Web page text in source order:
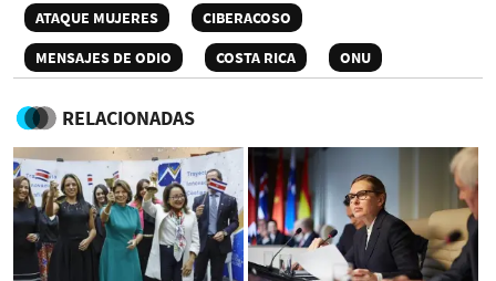
ATAQUE MUJERES
CIBERACOSO
MENSAJES DE ODIO
COSTA RICA ONU
RELACIONADAS